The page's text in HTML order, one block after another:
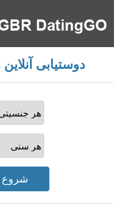
دوستیابی آنلاین